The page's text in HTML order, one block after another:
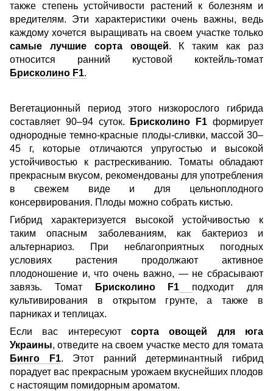
также степень устойчивости растений к болезням и
вредителям. Эти характеристики очень важны, ведь
каждому хочется выращивать на своем участке только
самые лучшие сорта овощей. К таким как раз
относится ранний кустовой коктейль-томат
Брисколино F1.
Вегетационный период этого низкорослого гибрида
составляет 90–94 суток.
Брисколино F1 формирует
однородные темно-красные плоды-сливки, массой 30–
45 г, которые отличаются упругостью и высокой
устойчивостью к растрескиванию. Томаты обладают
прекрасным вкусом, рекомендованы для употребления
в свежем виде и для цельноплодного
консервирования. Плоды можно собрать кистью.
Гибрид характеризуется высокой устойчивостью к
таким опасным заболеваниям, как бактериоз и
альтернариоз. При неблагоприятных погодных
условиях растения продолжают активное
плодоношение и, что очень важно, — не сбрасывают
завязь. Томат
Брисколино F1
подходит для
культивирования в открытом грунте, а также в
парниках и теплицах.
Если вас интересуют сорта овощей для юга
Украины, отведите на своем участке место для томата
Бинго F1. Этот ранний детерминантный гибрид
порадует вас прекрасным урожаем вкуснейших плодов
с настоящим помидорным ароматом.